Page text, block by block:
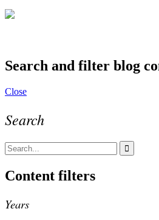
Search and filter blog
Close
Search
Content filters
Years